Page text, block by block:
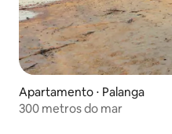
Apartamento ⋅ Palanga
300 metros do mar